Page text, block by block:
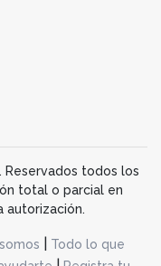
Reservados todos los
total o parcial en
autorización.
Todo lo que